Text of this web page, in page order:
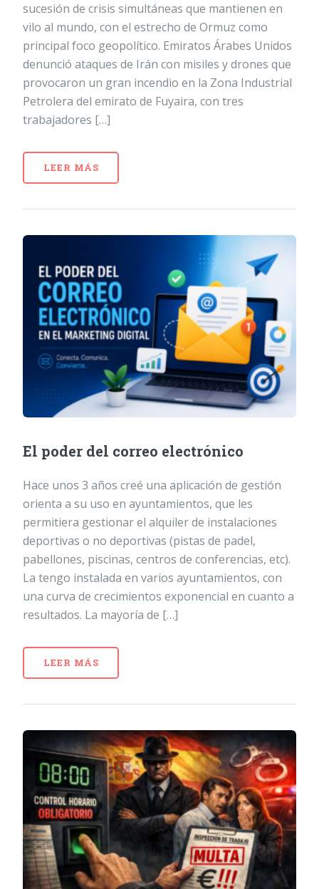
sucesión de crisis simultáneas que mantienen en
vilo al mundo, con el estrecho de Ormuz como
principal foco geopolítico. Emiratos Árabes Unidos
denunció ataques de Irán con misiles y drones que
provocaron un gran incendio en la Zona Industrial
Petrolera del emirato de Fuyaira, con tres
trabajadores […]
LEER MÁS
El poder del correo electrónico
Hace unos 3 años creé una aplicación de gestión
orienta a su uso en ayuntamientos, que les
permitiera gestionar el alquiler de instalaciones
deportivas o no deportivas (pistas de padel,
pabellones, piscinas, centros de conferencias, etc).
La tengo instalada en varios ayuntamientos, con
una curva de crecimientos exponencial en cuanto a
resultados. La mayoría de […]
LEER MÁS